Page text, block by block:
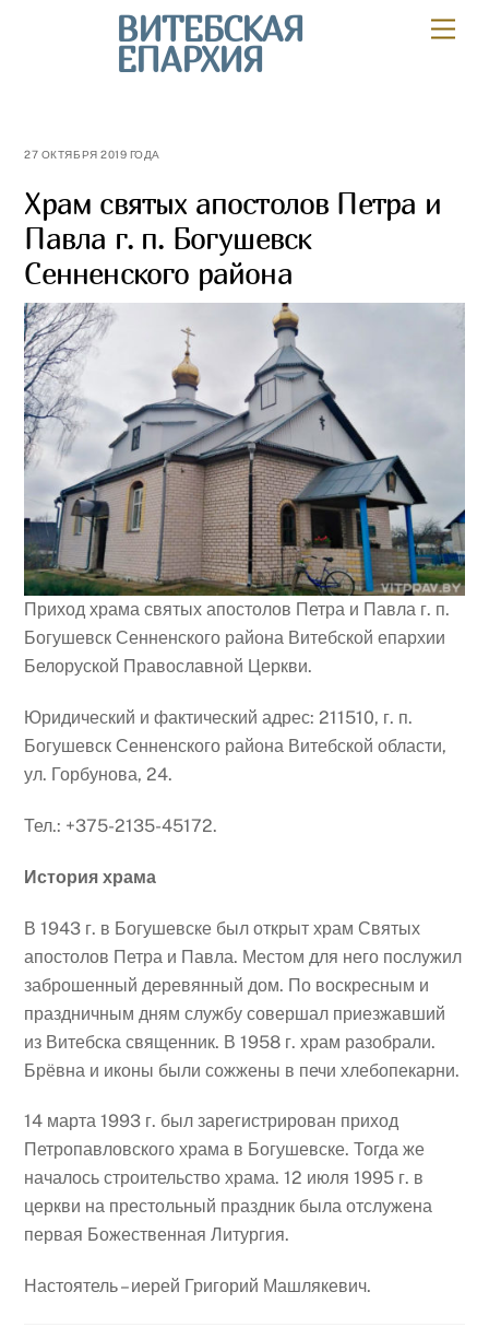
ВИТЕБСКАЯ
ЕПАРХИЯ
27 ОКТЯБРЯ 2019 ГОДА
Храм святых апостолов Петра и
Павла г. п. Богушевск
Сенненского района
Приход храма святых апостолов Петра и Павла г. п.
Богушевск Сенненского района Витебской епархии
Белоруской Православной Церкви.
Юридический и фактический адрес: 211510, г. п.
Богушевск Сенненского района Витебской области,
ул. Горбунова, 24.
Тел.: +375-2135-45172.
История храма
В 1943 г. в Богушевске был открыт храм Святых
апостолов Петра и Павла. Местом для него послужил
заброшенный деревянный дом. По воскресным и
праздничным дням службу совершал приезжавший
из Витебска священник. В 1958 г. храм разобрали.
Брёвна и иконы были сожжены в печи хлебопекарни.
14 марта 1993 г. был зарегистрирован приход
Петропавловского храма в Богушевске. Тогда же
началось строительство храма. 12 июля 1995 г. в
церкви на престольный праздник была отслужена
первая Божественная Литургия.
Настоятель – иерей Григорий Машлякевич.